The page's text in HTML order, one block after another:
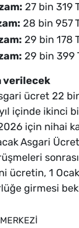
27 bin 319
28 bin 957
29 bin 178
29 bin 399
verilecek
ücret 22
içinde ikinci
için nihai
Asgari
ücretin, 1
girmesi